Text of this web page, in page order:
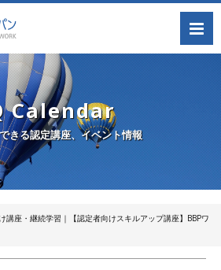
Calendar
きる認定講座、イベント情報
講座・継続学習｜【認定者向けスキルアップ講座】BBPワ